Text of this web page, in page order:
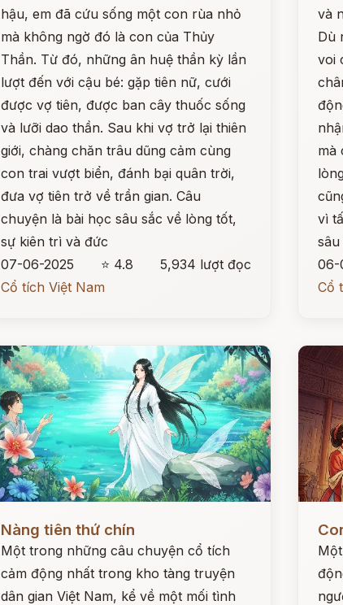
hậu, em đã cứu sống một con rùa nhỏ
mà không ngờ đó là con của Thủy
Thần. Từ đó, những ân huệ thần kỳ lần
lượt đến với cậu bé: gặp tiên nữ, cưới
được vợ tiên, được ban cây thuốc sống
và lưỡi dao thần. Sau khi vợ trở lại thiên
giới, chàng chăn trâu dũng cảm cùng
con trai vượt biển, đánh bại quân trời,
đưa vợ tiên trở về trần gian. Câu
chuyện là bài học sâu sắc về lòng tốt,
sự kiên trì và đức
07-06-2025
⭐ 4.8
5,934 lượt đọc
Cổ tích Việt Nam
và
Dù
voi
mà
vì
sâu
06-
Cổ
Nàng tiên thứ chín
Một trong những câu chuyện cổ tích
cảm động nhất trong kho tàng truyện
dân gian Việt Nam, kể về một mối tình